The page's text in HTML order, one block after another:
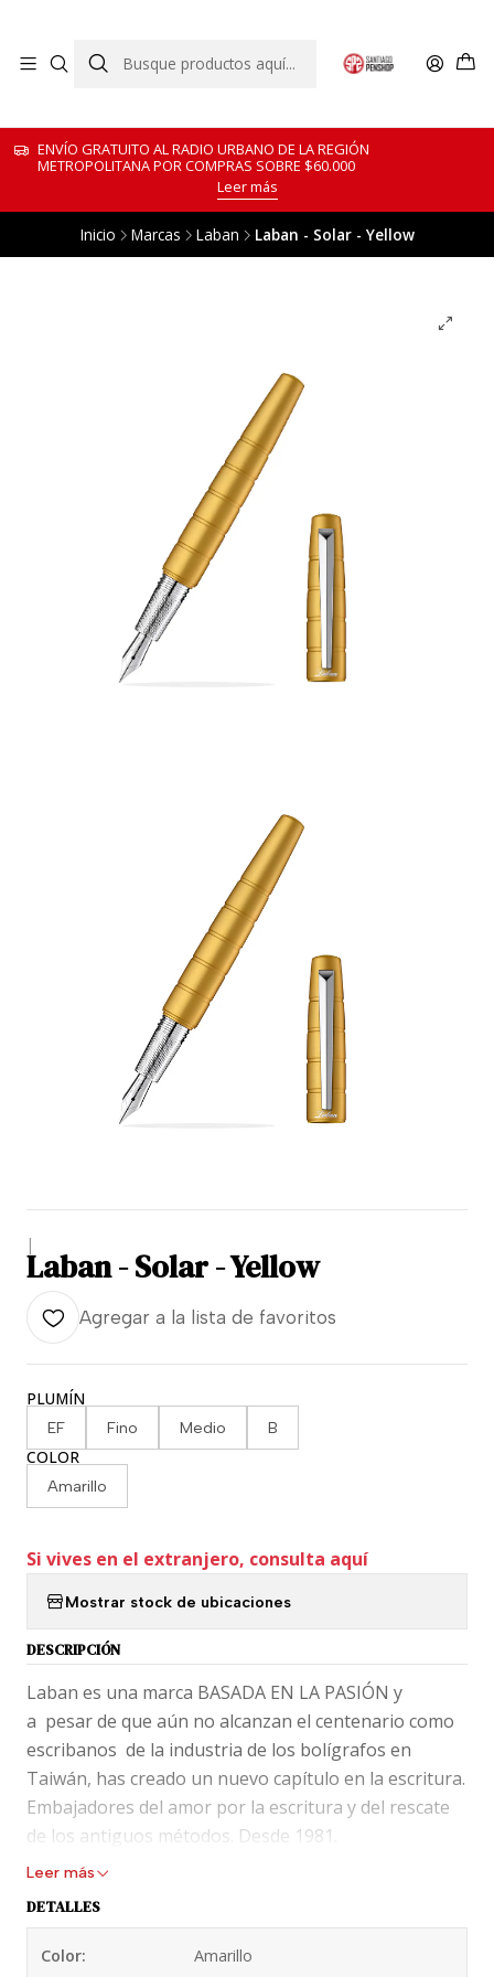
ENVÍO GRATUITO AL RADIO URBANO DE LA REGIÓN
METROPOLITANA POR COMPRAS SOBRE $60.000
Leer más
Inicio Marcas Laban Laban - Solar - Yellow
|
Laban - Solar - Yellow
Agregar a la lista de favoritos
PLUMÍN
EF Fino Medio B
COLOR
Amarillo
Si vives en el extranjero, consulta aquí
Mostrar stock de ubicaciones
DESCRIPCIÓN
Laban es una marca BASADA EN LA PASIÓN y
a pesar de que aún no alcanzan el centenario como
escribanos de la industria de los bolígrafos en
Taiwán, has creado un nuevo capítulo en la escritura.
Embajadores del amor por la escritura y del rescate
de los antiguos métodos. Desde 1981.
Completar tu alma escribiendo; por eso, no nos
importa envejecer, porque la “vejez” es un gusto
Leer más
DETALLES
Color: Amarillo